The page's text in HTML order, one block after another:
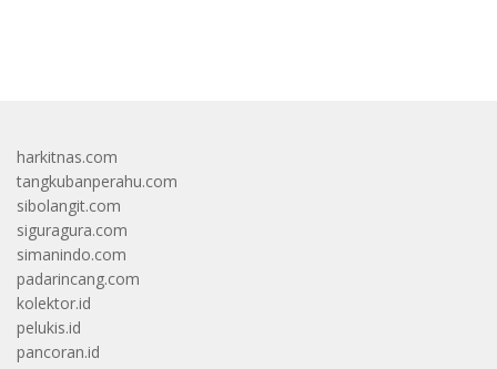
harkitnas.com
tangkubanperahu.com
sibolangit.com
siguragura.com
simanindo.com
padarincang.com
kolektor.id
pelukis.id
pancoran.id